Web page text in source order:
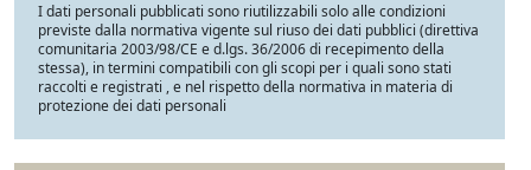
I dati personali pubblicati sono riutilizzabili solo alle condizioni
previste dalla normativa vigente sul riuso dei dati pubblici (direttiva
comunitaria 2003/98/CE e d.lgs. 36/2006 di recepimento della
stessa), in termini compatibili con gli scopi per i quali sono stati
raccolti e registrati , e nel rispetto della normativa in materia di
protezione dei dati personali